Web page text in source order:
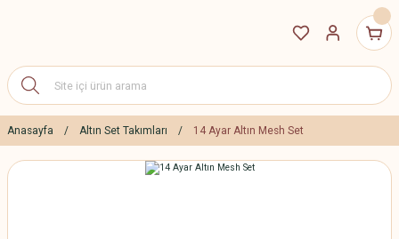
Anasayfa Altın Set Takımları 14 Ayar Altın Mesh Set